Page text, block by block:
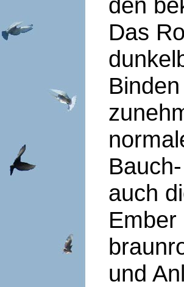
Das
auch
und